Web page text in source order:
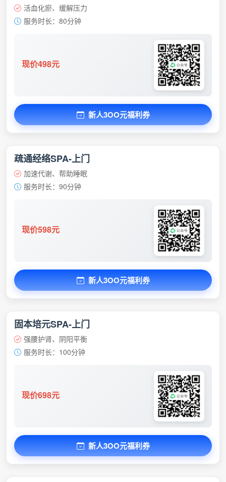
活血化瘀、缓解压力
服务时长：80分钟
现价498元
新人3OO元福利券
疏通经络SPA-上门
加速代谢、帮助睡眠
服务时长：90分钟
现价598元
新人3OO元福利券
固本培元SPA-上门
强腰护肾、阴阳平衡
服务时长：100分钟
现价698元
新人3OO元福利券